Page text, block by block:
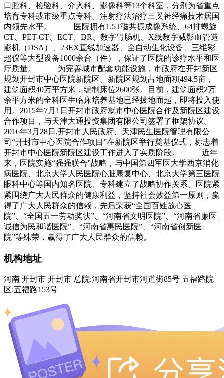
口腔科、检验科、介入科、影像科等13个科室，分别为省重点
培育专科或市级重点专科。注射疗法治疗三叉神经痛技术居国
内领先水平。 医院拥有1.5T磁共振成像系统、64排螺旋
CT、PET-CT、ECT、DR、数字胃肠机、X线数字减影血管造
影机（DSA）、23EX直线加速器、全自动生化设备、三维彩
超仪等大型设备1000余台（件），保证了医院的诊疗水平和医
疗质量。 为完善城市配套功能设施，市政府在开封新区
规划开封市中心医院新院区。新院区规划占地面积494.5亩，
建筑面积40万平方米，编制床位2600张。目前，建筑面积2万
余平方米的全科医生临床培养基地已经拔地而起，即将投入使
用。2015年7月1日开封市政府就市中心医院合作及新院区建设
合作项目，与天津大通投资集团有限公司签署了框架协议。
2016年3月28日,开封市人民政府、天津民生医院管理有限公
司“开封市中心医院合作项目”在新院区举行奠基仪式，标志着
开封市中心医院新院区建设工作进入了实质阶段。 近年
来，医院实施“强强联合”战略，与中国第四军医大学西京消化
病医院、北京大学人民医院心脏康复中心、北京大学第三医院
眼科中心等国内知名医院、专科建立了战略协作关系。医院紧
紧围绕广大人民群众的健康利益，坚持社会效益第一原则，赢
得了广大人民群众的信赖，先后荣获“全国百姓放心医
院”、“全国五一劳动奖状”、“河南省文明医院”、“河南省廉医
诚信为民和谐医院”、“河南省惠民医院”、“河南省创新医
院”等殊荣，赢得了广大人民群众的信赖。
机构地址
河南 开封市 开封市 总院:河南省开封市河道街85号 五福路院
区:五福路153号